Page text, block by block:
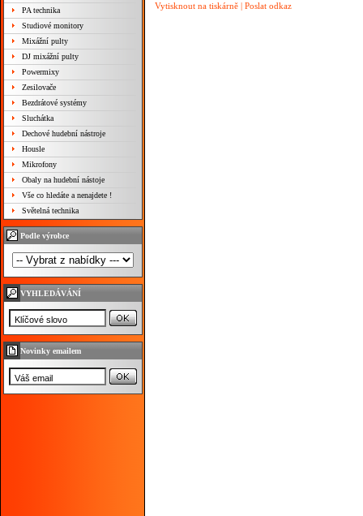
PA technika
Studiové monitory
Mixážní pulty
DJ mixážní pulty
Powermixy
Zesilovače
Bezdrátové systémy
Sluchátka
Dechové hudební nástroje
Housle
Mikrofony
Obaly na hudební nástoje
Vše co hledáte a nenajdete !
Světelná technika
Podle výrobce
VYHLEDÁVÁNÍ
Novinky emailem
Vytisknout na tiskárně | Poslat odkaz